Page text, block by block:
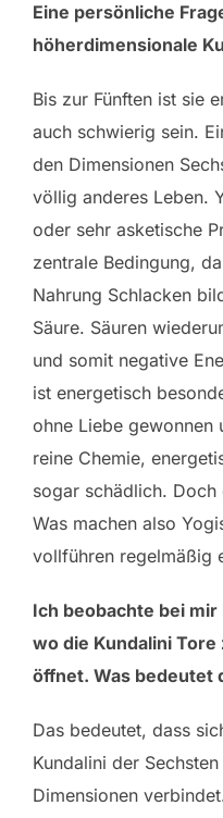
Eine persönliche
höherdimensionale
Bis zur Fünften ist sie
auch schwierig sein.
den Dimensionen
völlig anderes Leben.
oder sehr asketische
zentrale Bedingung,
Nahrung Schlacken
Säure. Säuren
und somit negative
ist energetisch
ohne Liebe gewonnen
reine Chemie,
sogar schädlich. Doch
Was machen also
vollführen regelmäßig
Ich beobachte bei
wo die Kundalini
öffnet. Was bedeutet
Das bedeutet, dass
Kundalini der
Dimensionen